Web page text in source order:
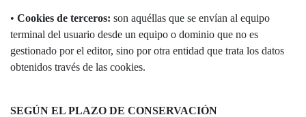
• Cookies de terceros: son aquéllas que se envían al equipo
terminal del usuario desde un equipo o dominio que no es
gestionado por el editor, sino por otra entidad que trata los datos
obtenidos través de las cookies.
SEGÚN EL PLAZO DE CONSERVACIÓN